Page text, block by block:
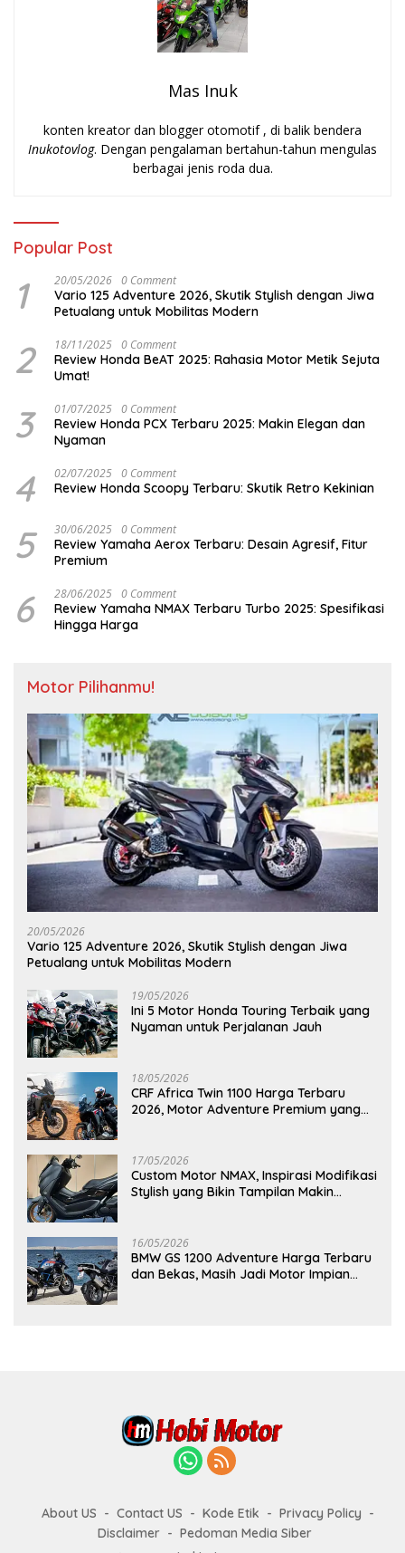
Mas Inuk
konten kreator dan blogger otomotif , di balik bendera
Inukotovlog. Dengan pengalaman bertahun-tahun mengulas
berbagai jenis roda dua.
Popular Post
1 20/05/2026 0 Comment
Vario 125 Adventure 2026, Skutik Stylish dengan Jiwa
Petualang untuk Mobilitas Modern
2 18/11/2025 0 Comment
Review Honda BeAT 2025: Rahasia Motor Metik Sejuta
Umat!
3 01/07/2025 0 Comment
Review Honda PCX Terbaru 2025: Makin Elegan dan
Nyaman
4 02/07/2025 0 Comment
Review Honda Scoopy Terbaru: Skutik Retro Kekinian
5 30/06/2025 0 Comment
Review Yamaha Aerox Terbaru: Desain Agresif, Fitur
Premium
6 28/06/2025 0 Comment
Review Yamaha NMAX Terbaru Turbo 2025: Spesifikasi
Hingga Harga
Motor Pilihanmu!
20/05/2026
Vario 125 Adventure 2026, Skutik Stylish dengan Jiwa
Petualang untuk Mobilitas Modern
19/05/2026
Ini 5 Motor Honda Touring Terbaik yang
Nyaman untuk Perjalanan Jauh
18/05/2026
CRF Africa Twin 1100 Harga Terbaru
2026, Motor Adventure Premium yang
17/05/2026
Custom Motor NMAX, Inspirasi Modifikasi
Stylish yang Bikin Tampilan Makin
16/05/2026
BMW GS 1200 Adventure Harga Terbaru
dan Bekas, Masih Jadi Motor Impian
About US Contact US Kode Etik
Privacy Policy
Disclaimer
Pedoman Media Siber